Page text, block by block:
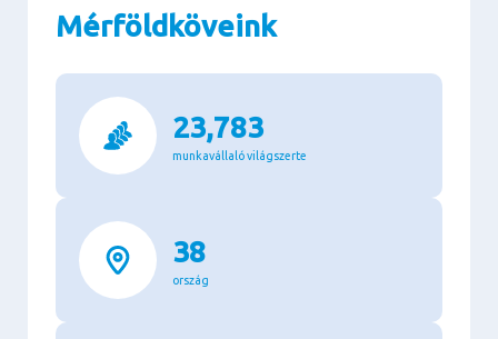
Mérföldköveink
23,783
munkavállaló világszerte
38
ország